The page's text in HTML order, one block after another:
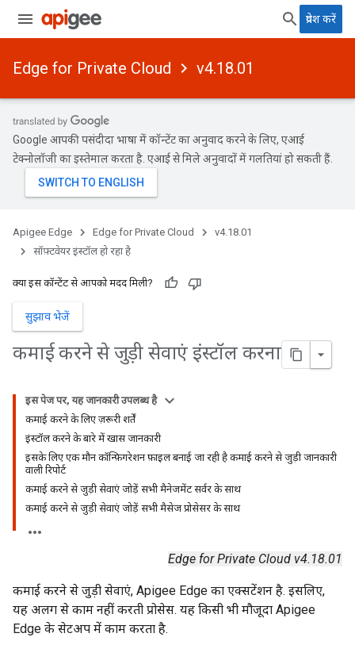
प्रवेश करें
Edge for Private Cloud v4.18.01
Google आपकी पसंदीदा भाषा में कॉन्टेंट का अनुवाद करने के लिए, एआई
टेक्नोलॉजी का इस्तेमाल करता है. एआई से मिले अनुवादों में गलतियां हो सकती हैं.
Apigee Edge Edge for Private Cloud
v4.18.01
सॉफ़्टवेयर इंस्टॉल हो रहा है
क्या इस कॉन्टेंट से आपको मदद मिली?
सुझाव भेजें
कमाई करने से जुड़ी सेवाएं इंस्टॉल करना
इस पेज पर, यह जानकारी उपलब्ध है
कमाई करने के लिए ज़रूरी शर्तें
इंस्टॉल करने के बारे में खास जानकारी
इसके लिए एक मौन कॉन्फ़िगरेशन फ़ाइल बनाई जा रही है कमाई करने से जुड़ी जानकारी
वाली रिपोर्ट
कमाई करने से जुड़ी सेवाएं जोड़ें सभी मैनेजमेंट सर्वर के साथ
कमाई करने से जुड़ी सेवाएं जोड़ें सभी मैसेज प्रोसेसर के साथ
Edge for Private Cloud v4.18.01
कमाई करने से जुड़ी सेवाएं, Apigee Edge का एक्सटेंशन है. इसलिए,
यह अलग से काम नहीं करती प्रोसेस. यह किसी भी मौजूदा Apigee
Edge के सेटअप में काम करता है.